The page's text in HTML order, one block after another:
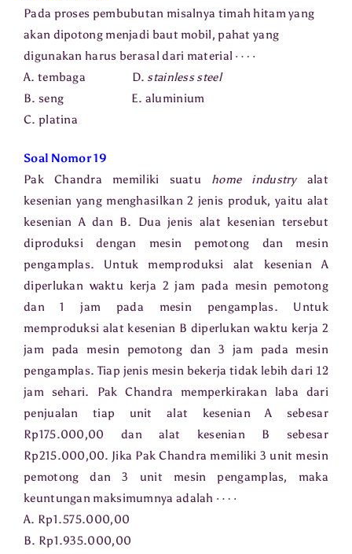
Pada proses pembubutan misalnya timah hitam yang
akan dipotong menjadi baut mobil, pahat yang
digunakan harus berasal dari material
A. tembaga D. stainless steel
B. seng E. aluminium
C. platina
Soal Nomor 19
Pak Chandra memiliki suatu home industryalat
kesenian yang menghasilkan 2 jenis produk, yaitu alat
kesenian A dan B. Dua jenis alat kesenian tersebut
diproduksi dengan mesin pemotong dan mesin
pengamplas. Untuk memproduksi alat kesenian A
diperlukan waktu kerja 2 jam pada mesin pemotong
dan 1 jam pada mesin pengamplas. Untuk
memproduksi alat kesenian B diperlukan waktu kerja 2
jam pada mesin pemotong dan 3 jam pada mesin
pengamplas. Tiap jenis mesin bekerja tidak lebih dari 12
jam sehari. Pak Chandra memperkirakan laba dari
penjualan tiap unit alat kesenian A sebesar
Rp175.000,00 dan alat kesenian B sebesar
Rp215.000,00. Jika Pak Chandra memiliki 3 unit mesin
pemotong dan 3 unit mesin pengamplas, maka
keuntungan maksimumnya adalah
A. Rp1.575.000,00
B. Rp1.935.000,00